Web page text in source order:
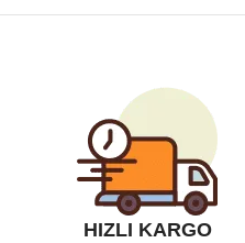
HIZLI KARGO